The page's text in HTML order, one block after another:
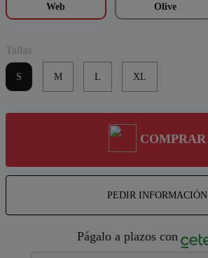
Web
Olive
Tallas
S M L XL
COMPRAR
PEDIR INFORMACIÓN
Págalo a plazos con